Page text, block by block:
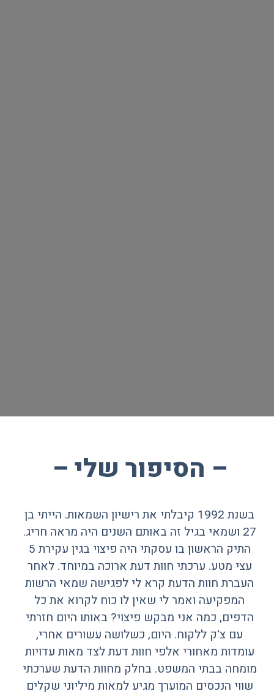
– הסיפור שלי –
בשנת 1992 קיבלתי את רישיון השמאות. הייתי בן
27 ושמאי בגיל זה באותם השנים היה מראה חריג.
התיק הראשון בו עסקתי היה פיצוי בגין עקירת 5
עצי מטע. ערכתי חוות דעת ארוכה במיוחד. לאחר
העברת חוות הדעת קרא לי לפגישה שמאי הרשות
המפקיעה ואמר לי שאין לו כוח לקרוא את כל
הדפים, כמה אני מבקש פיצוי? באותו היום חזרתי
עם צ'ק ללקוח. היום, כשלושה עשורים אחרי,
עומדות מאחורי אלפי חוות דעת לצד מאות עדויות
מומחה בבתי המשפט. בחלק מחוות הדעת שערכתי
שווי הנכסים המוערך מגיע למאות מיליוני שקלים